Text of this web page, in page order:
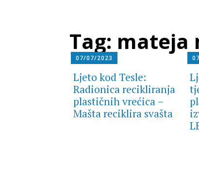
Tag: mateja
07/07/2023
Ljeto kod Tesle:
Radionica recikliranja
plastičnih vrećica –
Mašta reciklira svašta